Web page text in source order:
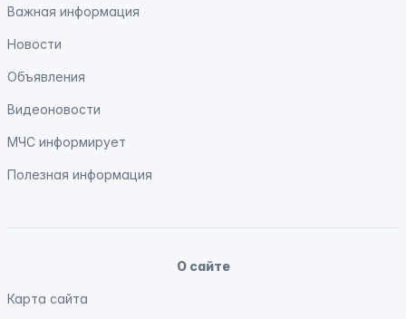
Важная информация
Новости
Объявления
Видеоновости
МЧС информирует
Полезная информация
О сайте
Карта сайта